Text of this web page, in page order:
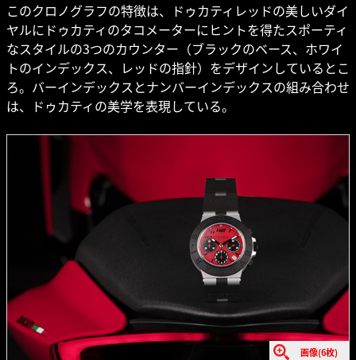
このクロノグラフの特徴は、ドゥカティレッドの美しいダイ
ヤルにドゥカティのタコメーターにヒントを得たスポーティ
なスタイルの3つのカウンター（ブラックのベース、ホワイ
トのインデックス、レッドの指針）をデザインしているとこ
ろ。バーインデックスとナンバーインデックスの組み合わせ
は、ドゥカティの美学を表現している。
画像(6枚)